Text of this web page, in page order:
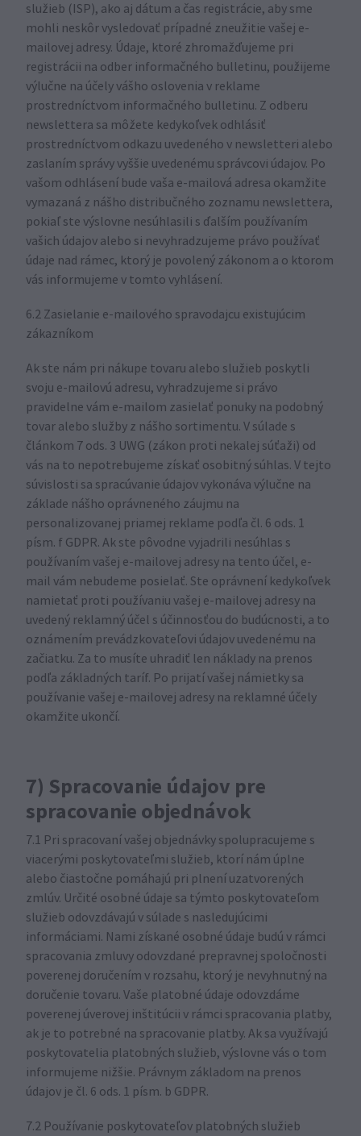
služieb (ISP), ako aj dátum a čas registrácie, aby sme
mohli neskôr vysledovať prípadné zneužitie vašej e-
mailovej adresy. Údaje, ktoré zhromažďujeme pri
registrácii na odber informačného bulletinu, použijeme
výlučne na účely vášho oslovenia v reklame
prostredníctvom informačného bulletinu. Z odberu
newslettera sa môžete kedykoľvek odhlásiť
prostredníctvom odkazu uvedeného v newsletteri alebo
zaslaním správy vyššie uvedenému správcovi údajov. Po
vašom odhlásení bude vaša e-mailová adresa okamžite
vymazaná z nášho distribučného zoznamu newslettera,
pokiaľ ste výslovne nesúhlasili s ďalším používaním
vašich údajov alebo si nevyhradzujeme právo používať
údaje nad rámec, ktorý je povolený zákonom a o ktorom
vás informujeme v tomto vyhlásení.
6.2 Zasielanie e-mailového spravodajcu existujúcim
zákazníkom
Ak ste nám pri nákupe tovaru alebo služieb poskytli
svoju e-mailovú adresu, vyhradzujeme si právo
pravidelne vám e-mailom zasielať ponuky na podobný
tovar alebo služby z nášho sortimentu. V súlade s
článkom 7 ods. 3 UWG (zákon proti nekalej súťaži) od
vás na to nepotrebujeme získať osobitný súhlas. V tejto
súvislosti sa spracúvanie údajov vykonáva výlučne na
základe nášho oprávneného záujmu na
personalizovanej priamej reklame podľa čl. 6 ods. 1
písm. f GDPR. Ak ste pôvodne vyjadrili nesúhlas s
používaním vašej e-mailovej adresy na tento účel, e-
mail vám nebudeme posielať. Ste oprávnení kedykoľvek
namietať proti používaniu vašej e-mailovej adresy na
uvedený reklamný účel s účinnosťou do budúcnosti, a to
oznámením prevádzkovateľovi údajov uvedenému na
začiatku. Za to musíte uhradiť len náklady na prenos
podľa základných taríf. Po prijatí vašej námietky sa
používanie vašej e-mailovej adresy na reklamné účely
okamžite ukončí.
7) Spracovanie údajov pre
spracovanie objednávok
7.1 Pri spracovaní vašej objednávky spolupracujeme s
viacerými poskytovateľmi služieb, ktorí nám úplne
alebo čiastočne pomáhajú pri plnení uzatvorených
zmlúv. Určité osobné údaje sa týmto poskytovateľom
služieb odovzdávajú v súlade s nasledujúcimi
informáciami. Nami získané osobné údaje budú v rámci
spracovania zmluvy odovzdané prepravnej spoločnosti
poverenej doručením v rozsahu, ktorý je nevyhnutný na
doručenie tovaru. Vaše platobné údaje odovzdáme
poverenej úverovej inštitúcii v rámci spracovania platby,
ak je to potrebné na spracovanie platby. Ak sa využívajú
poskytovatelia platobných služieb, výslovne vás o tom
informujeme nižšie. Právnym základom na prenos
údajov je čl. 6 ods. 1 písm. b GDPR.
7.2 Používanie poskytovateľov platobných služieb